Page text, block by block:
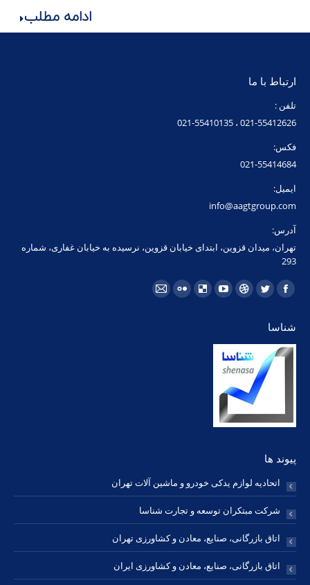
ادامه مطلب
ارتباط با ما
تلفن :
021-55412626 ، 021-55410135
فکس:
021-55414684
ایمیل:
info@aagtgroup.com
آدرس:
تهران، میدان قزوین، ابتدای خیابان قزوین، نرسیده به خیابان غفاری، شماره
293
مارا در اینجا پیدا کنید:
فیسبوک
opens
in
new
window
توئیتر
new
window
Dribbble
in
new
window
یوتیوب
in
new
Delicious
فلیکرایمیل
شناسا
پیوند ها
اتحادیه لوازم یدکی خودرو و ماشین آلات تهران
شرکت مبتکران توسعه و تجارت شناسا
اتاق بازرگانی، صنایع، معادن و کشاورزی تهران
اتاق بازرگانی، صنایع، معادن و کشاورزی ایران